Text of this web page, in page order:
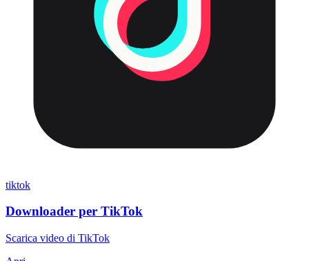
tiktok
Downloader per TikTok
Scarica video di TikTok